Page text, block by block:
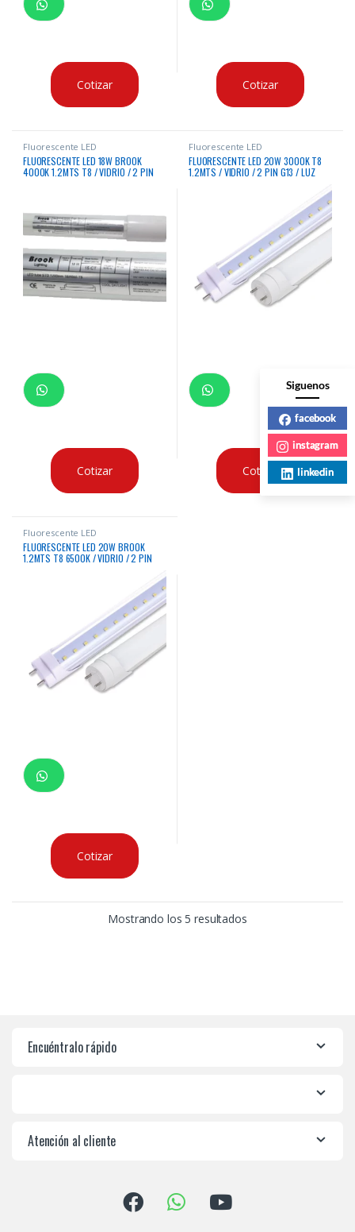
Cotizar Cotizar
Fluorescente LED
FLUORESCENTE LED 18W BROOK
4000K 1.2MTS T8 / VIDRIO / 2 PIN
Cotizar
Fluorescente LED
FLUORESCENTE LED 20W 3000K T8
1.2MTS / VIDRIO / 2 PIN G13 / LUZ
Cotizar
Fluorescente LED
FLUORESCENTE LED 20W BROOK
1.2MTS T8 6500K / VIDRIO / 2 PIN
Cotizar
Mostrando los 5 resultados
Encuéntralo rápido
Atención al cliente
Siguenos
facebook
instagram
linkedin